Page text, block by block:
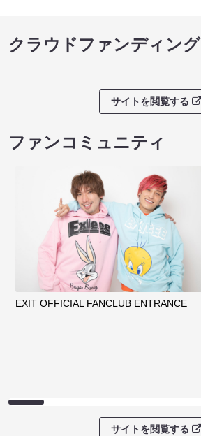
クラウドファンディング
サイトを閲覧する
ファンコミュニティ
EXIT OFFICIAL FANCLUB ENTRANCE
サイトを閲覧する